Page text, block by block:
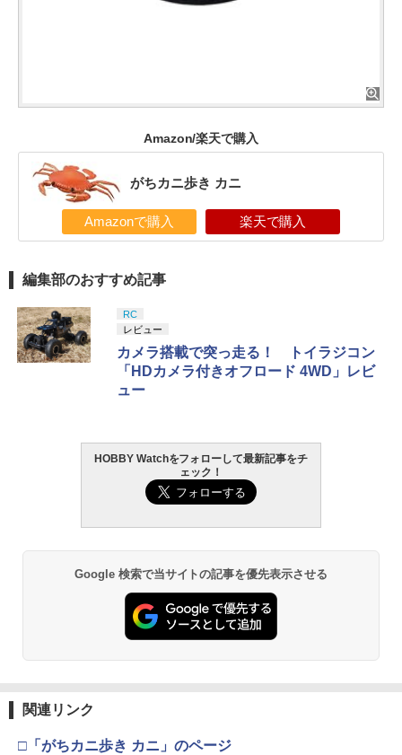
Amazon/楽天で購入
がちカニ歩き カニ
Amazonで購入 楽天で購入
編集部のおすすめ記事
RC
レビュー
カメラ搭載で突っ走る！ トイラジコン
「HDカメラ付きオフロード 4WD」レビ
ュー
HOBBY Watchをフォローして最新記事をチ
ェック！
Google 検索で当サイトの記事を優先表示させる
関連リンク
□「がちカニ歩き カニ」のページ